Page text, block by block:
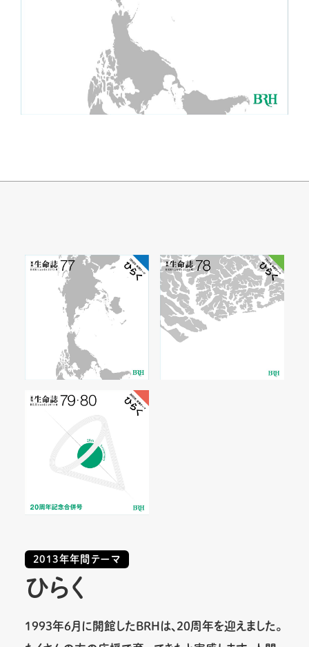
2013年年間テーマ
ひらく
1993年6月に開館したＢＲＨは、20周年を迎えました。